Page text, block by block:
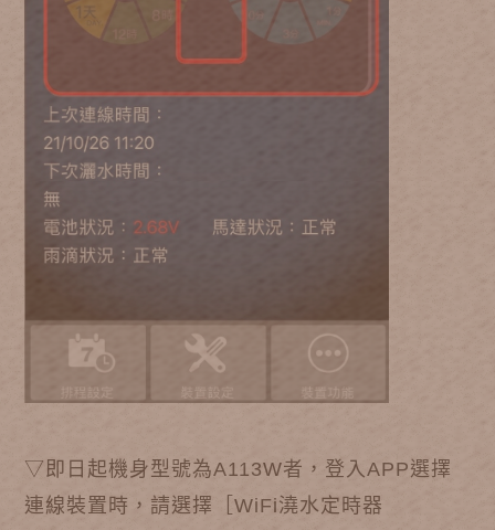
▽即日起機身型號為A113W者，登入APP選擇
連線裝置時，請選擇［WiFi澆水定時器